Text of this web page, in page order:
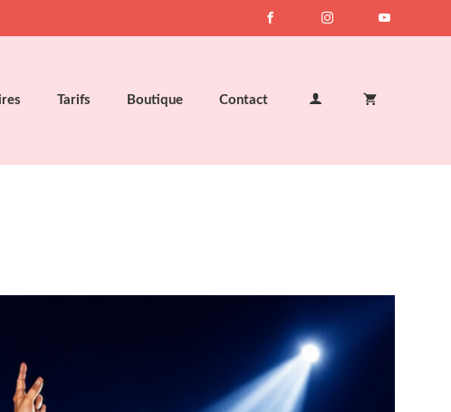
Tarifs Boutique Contact